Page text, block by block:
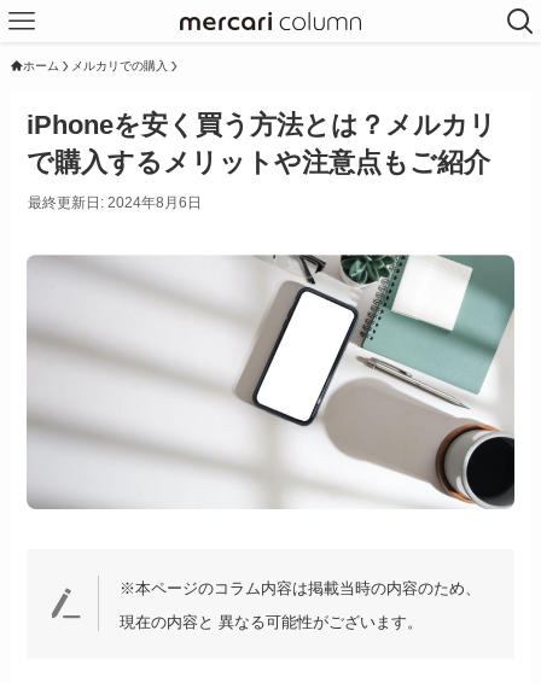
ホーム メルカリでの購入
iPhoneを安く買う方法とは？メルカリ
で購入するメリットや注意点もご紹介
最終更新日: 2024年8月6日
※本ページのコラム内容は掲載当時の内容のため、
現在の内容と 異なる可能性がございます。